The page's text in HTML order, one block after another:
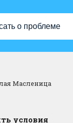
о проблеме
Масленица
условия